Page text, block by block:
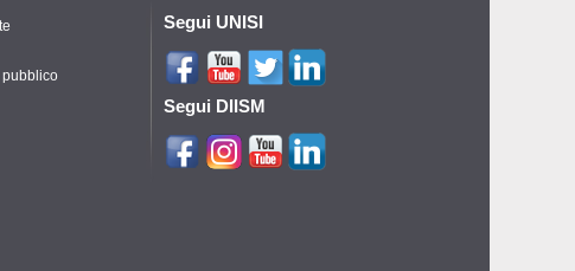
pubblico
Segui UNISI
Segui DIISM